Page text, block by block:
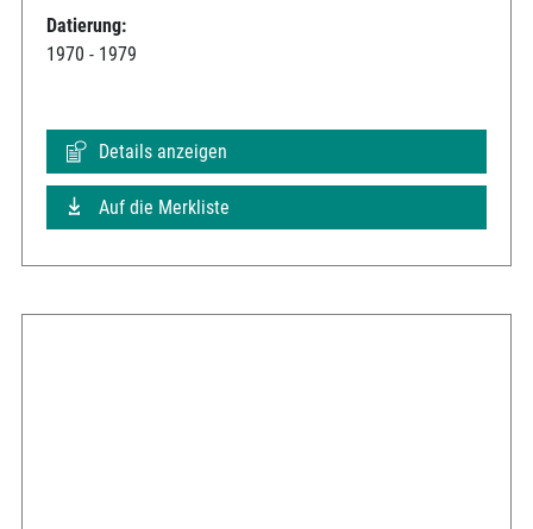
Datierung:
1970 - 1979
Details anzeigen
Auf die Merkliste